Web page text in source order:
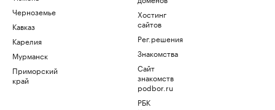
Черноземье
Кавказ
Карелия
Мурманск
Приморский
край
Хостинг
сайтов
Рег.решения
Знакомства
Сайт
знакомств
podbor.ru
РБК